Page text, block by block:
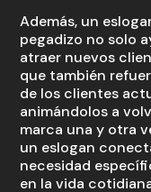
Además, un
pegadizo no solo
atraer nuevos
que también
de los clientes
animándolos a
marca una y otra
un eslogan
necesidad
en la vida